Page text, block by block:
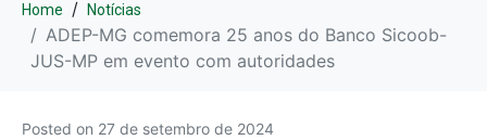
Home Notícias
ADEP-MG comemora 25 anos do Banco Sicoob-
JUS-MP em evento com autoridades
Posted on 27 de setembro de 2024